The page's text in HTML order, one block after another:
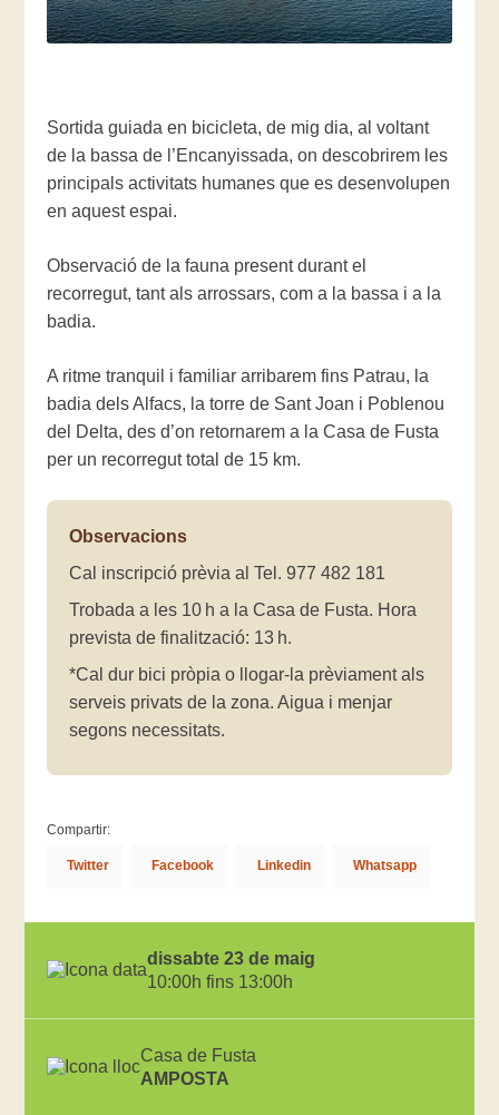
Sortida guiada en bicicleta, de mig dia, al voltant
de la bassa de l’Encanyissada, on descobrirem les
principals activitats humanes que es desenvolupen
en aquest espai.
Observació de la fauna present durant el
recorregut, tant als arrossars, com a la bassa i a la
badia.
A ritme tranquil i familiar arribarem fins Patrau, la
badia dels Alfacs, la torre de Sant Joan i Poblenou
del Delta, des d’on retornarem a la Casa de Fusta
per un recorregut total de 15 km.
Observacions
Cal inscripció prèvia al Tel. 977 482 181
Trobada a les 10 h a la Casa de Fusta. Hora
prevista de finalització: 13 h.
*Cal dur bici pròpia o llogar-la prèviament als
serveis privats de la zona. Aigua i menjar
segons necessitats.
Compartir:
Twitter Facebook Linkedin Whatsapp
dissabte 23 de maig
10:00h fins 13:00h
Casa de Fusta
AMPOSTA